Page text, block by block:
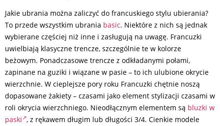
Jakie ubrania można zaliczyć do francuskiego stylu ubierania?
To przede wszystkim ubrania basic. Niektóre z nich są jednak
wybierane częściej niż inne i zasługują na uwagę. Francuzki
uwielbiają klasyczne trencze, szczególnie te w kolorze
beżowym. Ponadczasowe trencze z odkładanymi połami,
zapinane na guziki i wiązane w pasie – to ich ulubione okrycie
wierzchnie. W cieplejsze pory roku Francuzki chętnie noszą
dopasowane żakiety – czasami jako element stylizacji czasami w
roli okrycia wierzchniego. Nieodłącznym elementem są bluzki w
paski , z rękawem długim lub długości 3/4. Cienkie modele